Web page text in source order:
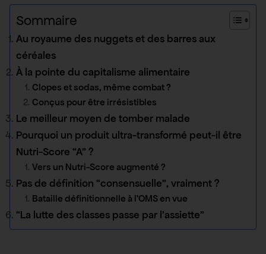
Sommaire
Au royaume des nuggets et des barres aux
céréales
À la pointe du capitalisme alimentaire
Clopes et sodas, même combat ?
Conçus pour être irrésistibles
Le meilleur moyen de tomber malade
Pourquoi un produit ultra-transformé peut-il être
Nutri-Score “A” ?
Vers un Nutri-Score augmenté ?
Pas de définition “consensuelle”, vraiment ?
Bataille définitionnelle à l’OMS en vue
“La lutte des classes passe par l’assiette”